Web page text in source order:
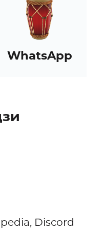
WhatsApp
Discord